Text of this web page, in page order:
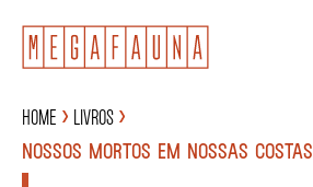
Home
Livros
NOSSOS MORTOS EM NOSSAS COSTAS